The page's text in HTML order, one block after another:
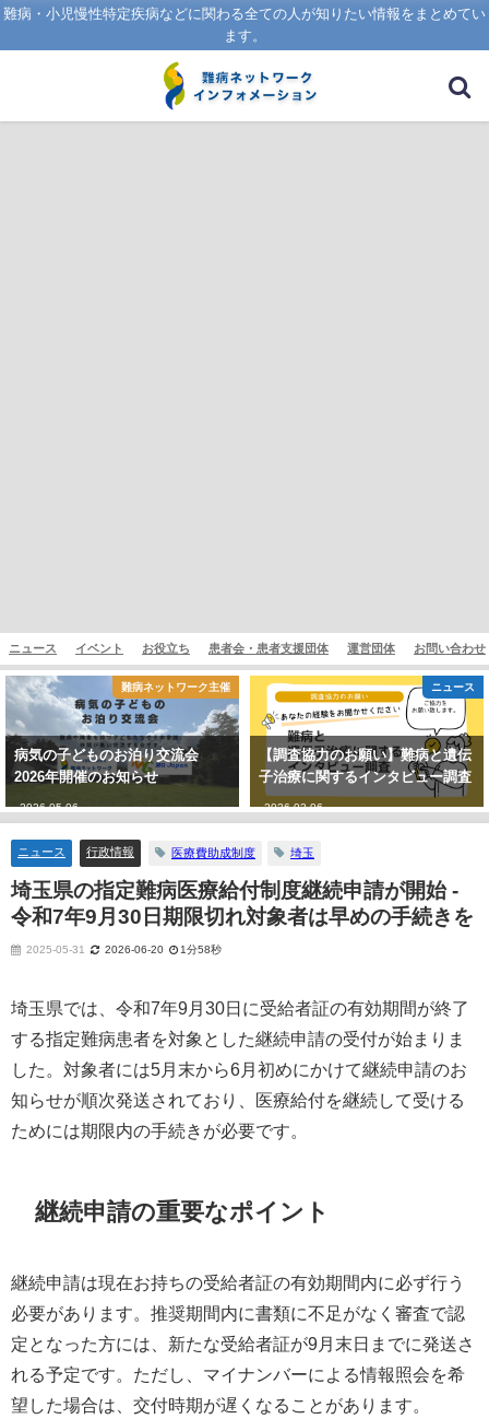
難病・小児慢性特定疾病などに関わる全ての人が知りたい情報をまとめてい
ます。
ニュース イベント お役立ち 患者会・患者支援団体 運営団体 お問い合わせ
難病ネットワーク主催
病気の子どものお泊り交流会
2026年開催のお知らせ
2026-05-06
ニュース
【調査協力のお願い】難病と遺伝
子治療に関するインタビュー調査
2026-02-06
ニュース 行政情報 医療費助成制度 埼玉
埼玉県の指定難病医療給付制度継続申請が開始 -
令和7年9月30日期限切れ対象者は早めの手続きを
2025-05-31 2026-06-20 1分58秒
埼玉県では、令和7年9月30日に受給者証の有効期間が終了
する指定難病患者を対象とした継続申請の受付が始まりま
した。対象者には5月末から6月初めにかけて継続申請のお
知らせが順次発送されており、医療給付を継続して受ける
ためには期限内の手続きが必要です。
継続申請の重要なポイント
継続申請は現在お持ちの受給者証の有効期間内に必ず行う
必要があります。推奨期間内に書類に不足がなく審査で認
定となった方には、新たな受給者証が9月末日までに発送さ
れる予定です。ただし、マイナンバーによる情報照会を希
望した場合は、交付時期が遅くなることがあります。